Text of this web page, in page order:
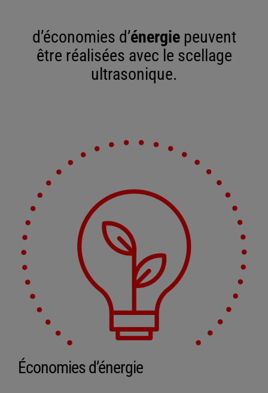
d’économies d’énergie peuvent
être réalisées avec le scellage
ultrasonique.
Économies d’énergie